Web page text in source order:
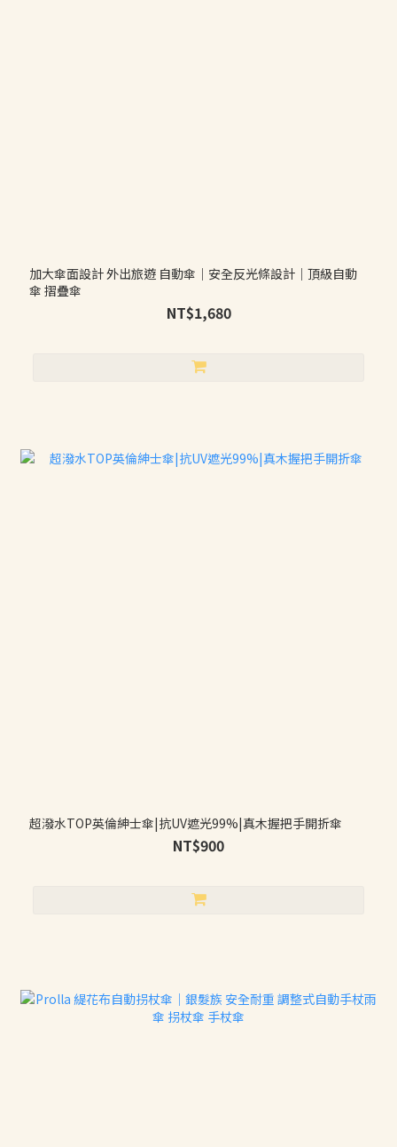
加大傘面設計 外出旅遊 自動傘｜安全反光條設計｜頂級自動
傘 摺疊傘
NT$1,680
超潑水TOP英倫紳士傘|抗UV遮光99%|真木握把手開折傘
NT$900